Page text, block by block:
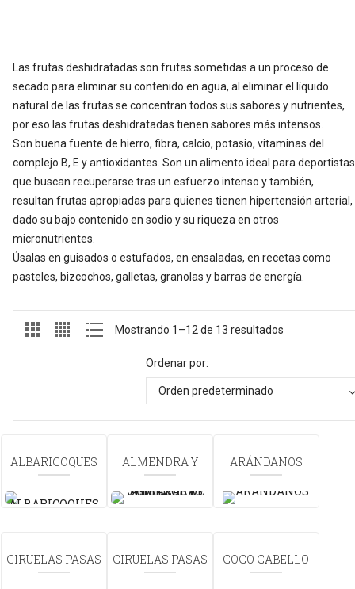
Las frutas deshidratadas son frutas sometidas a un proceso de
secado para eliminar su contenido en agua, al eliminar el líquido
natural de las frutas se concentran todos sus sabores y nutrientes,
por eso las frutas deshidratadas tienen sabores más intensos.
Son buena fuente de hierro, fibra, calcio, potasio, vitaminas del
complejo B, E y antioxidantes. Son un alimento ideal para deportistas
que buscan recuperarse tras un esfuerzo intenso y también,
resultan frutas apropiadas para quienes tienen hipertensión arterial,
dado su bajo contenido en sodio y su riqueza en otros
micronutrientes.
Úsalas en guisados o estufados, en ensaladas, en recetas como
pasteles, bizcochos, galletas, granolas y barras de energía.
Mostrando 1–12 de 13 resultados
Ordenar por:
Orden predeterminado
ALBARICOQUES
ALMENDRA Y
ARÁNDANOS
CIRUELAS PASAS
CIRUELAS PASAS
COCO CABELLO